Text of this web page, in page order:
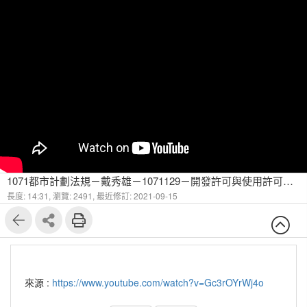
1071都市計劃法規－戴秀雄－1071129－開發許可與使用許可之過渡問題(2)
長度: 14:31, 瀏覽: 2491, 最近修訂: 2021-09-15
來源 : https://www.youtube.com/watch?v=Gc3rOYrWj4o